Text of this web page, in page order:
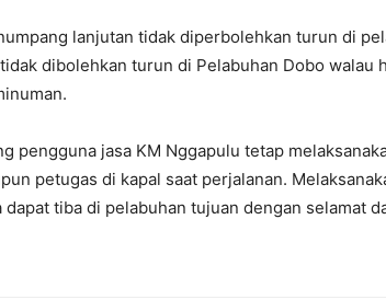
lanjutan tidak diperbolehkan turun di
dibolehkan turun di Pelabuhan Dobo walau
pengguna jasa KM Nggapulu tetap
petugas di kapal saat perjalanan.
tiba di pelabuhan tujuan dengan selamat